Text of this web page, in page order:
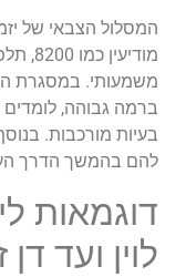
המסלול הצבאי של
משמעותי. במסגרת
ברמה גבוהה, לומדים
בעיות מורכבות.
להם בהמשך הדרך
דוגמאות
לוין ועד דן